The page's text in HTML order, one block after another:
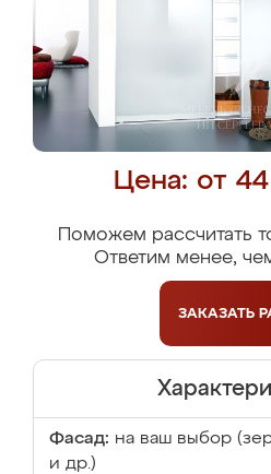
Цена: от
Поможем рассчитать
Ответим менее,
ЗАКАЗАТЬ
Фасад: на ваш выбор
и др.)